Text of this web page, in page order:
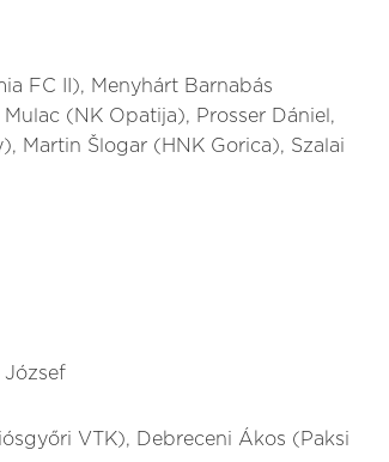
FC II), Menyhárt Barnabás
(NK Opatija), Prosser Dániel,
Martin Šlogar (HNK Gorica), Szalai
József
VTK), Debreceni Ákos (Paksi